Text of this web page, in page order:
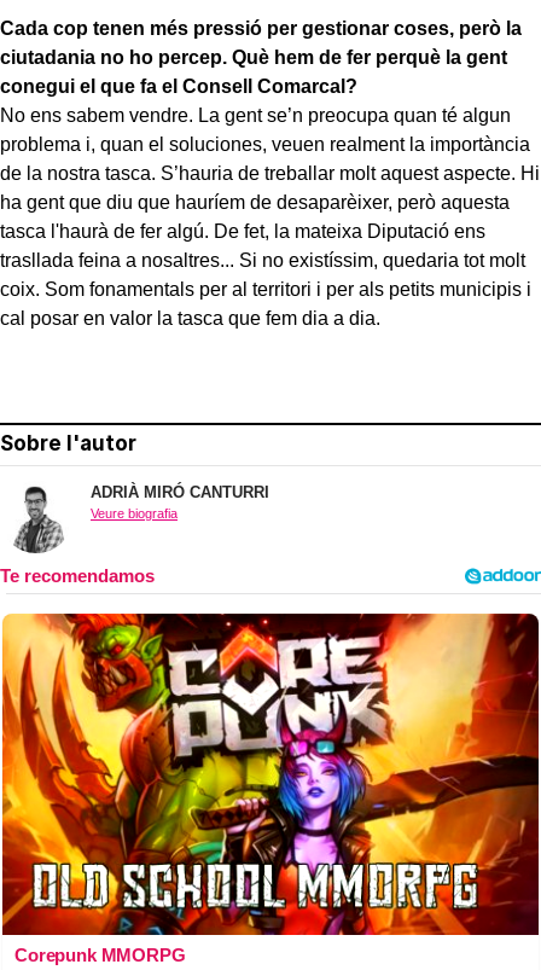
Cada cop tenen més pressió per gestionar coses, però la
ciutadania no ho percep. Què hem de fer perquè la gent
conegui el que fa el Consell Comarcal?
No ens sabem vendre. La gent se’n preocupa quan té algun
problema i, quan el soluciones, veuen realment la importància
de la nostra tasca. S’hauria de treballar molt aquest aspecte. Hi
ha gent que diu que hauríem de desaparèixer, però aquesta
tasca l'haurà de fer algú. De fet, la mateixa Diputació ens
trasllada feina a nosaltres... Si no existíssim, quedaria tot molt
coix. Som fonamentals per al territori i per als petits municipis i
cal posar en valor la tasca que fem dia a dia.
Sobre l'autor
ADRIÀ MIRÓ CANTURRI
Veure biografia
Corepunk MMORPG